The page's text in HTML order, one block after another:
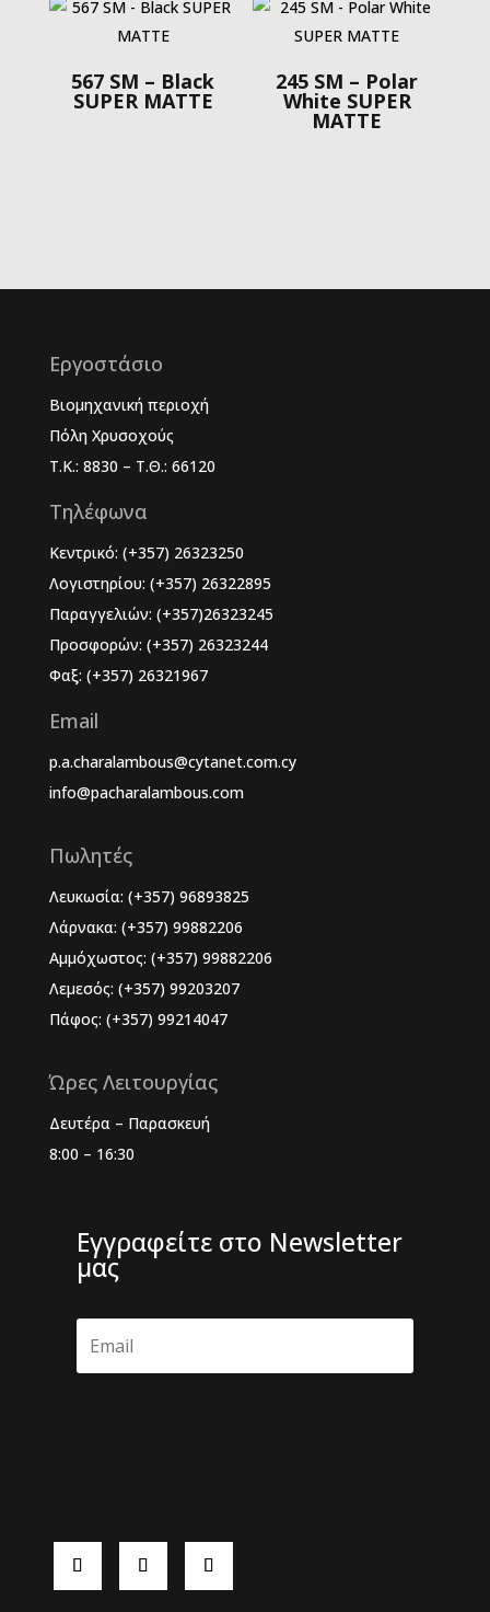
567 SM – Black
SUPER MATTE
245 SM – Polar
White SUPER
MATTE
Εργοστάσιο
Βιομηχανική περιοχή
Πόλη Χρυσοχούς
Τ.Κ.: 8830 – Τ.Θ.: 66120
Τηλέφωνα
Κεντρικό: (+357) 26323250
Λογιστηρίου: (+357) 26322895
Παραγγελιών: (+357)26323245
Προσφορών: (+357) 26323244
Φαξ: (+357) 26321967
Email
p.a.charalambous@cytanet.com.cy
info@pacharalambous.com
Πωλητές
Λευκωσία: (+357) 96893825
Λάρνακα: (+357) 99882206
Αμμόχωστος: (+357) 99882206
Λεμεσός: (+357) 99203207
Πάφος: (+357) 99214047
Ώρες Λειτουργίας
Δευτέρα – Παρασκευή
8:00 – 16:30
Εγγραφείτε στο Newsletter
μας